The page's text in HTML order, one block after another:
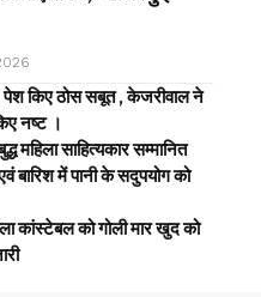
किए ठोस सबूत , केजरीवाल ने
नष्ट ।
महिला साहित्यकार सम्मानित
बारिश में पानी के सदुपयोग को
कांस्टेबल को गोली मार खुद को